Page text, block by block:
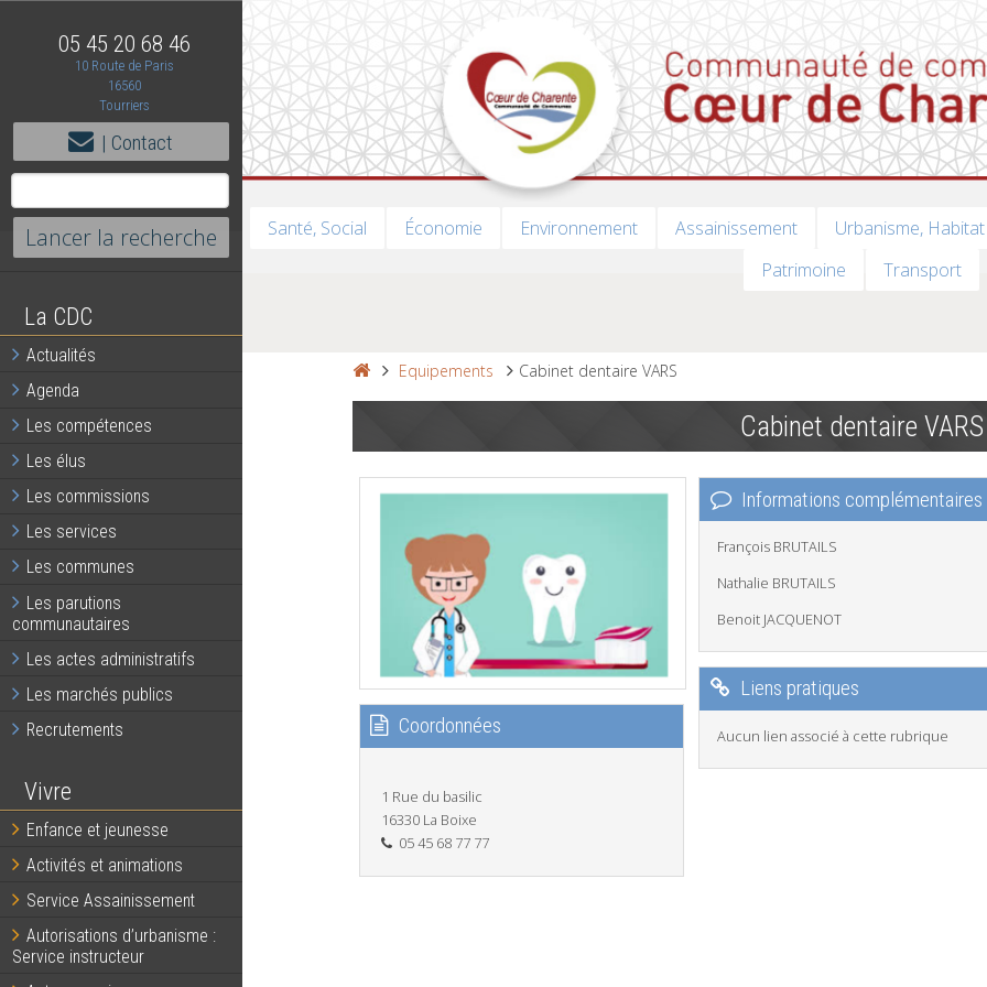
05 45 20 68 46
10 Route de Paris
16560
Tourriers
| Contact
La CDC
Actualités
Agenda
Les compétences
Les élus
Les commissions
Les services
Les communes
Les parutions
communautaires
Les actes administratifs
Les marchés publics
Recrutements
Vivre
Enfance et jeunesse
Activités et animations
Service Assainissement
Autorisations d’urbanisme :
Service instructeur
Santé, Social Économie Environnement Assainissement Urbanisme, Habitat
Patrimoine
Transport
Equipements Cabinet dentaire VARS
Cabinet dentaire VARS
Coordonnées
1 Rue du basilic
16330 La Boixe
05 45 68 77 77
Informations complémentaires
François BRUTAILS
Nathalie BRUTAILS
Benoit JACQUENOT
Liens pratiques
Aucun lien associé à cette rubrique